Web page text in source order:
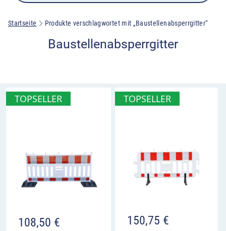
Startseite Produkte verschlagwortet mit „Baustellenabsperrgitter“
Baustellenabsperrgitter
TOPSELLER
108,50 €
TOPSELLER
150,75 €